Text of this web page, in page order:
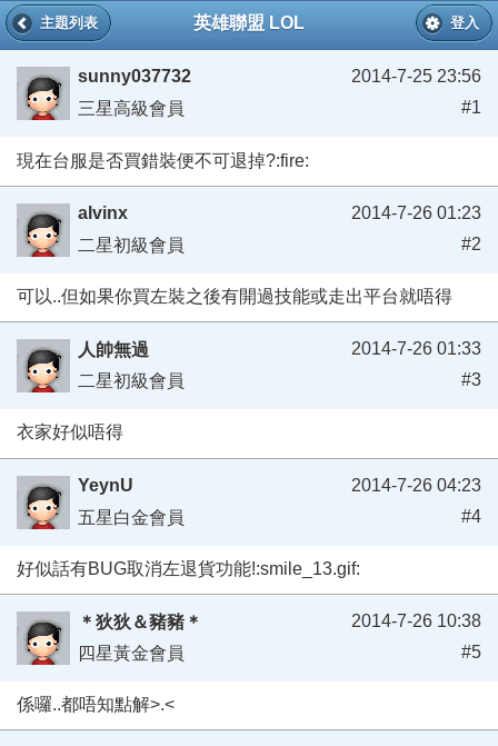
英雄聯盟 LOL
主題列表 登入
sunny037732
三星高級會員
2014-7-25 23:56
#1
現在台服是否買錯裝便不可退掉?:fire:
alvinx
二星初級會員
2014-7-26 01:23
#2
可以..但如果你買左裝之後有開過技能或走出平台就唔得
人帥無過
二星初級會員
2014-7-26 01:33
#3
衣家好似唔得
YeynU
五星白金會員
2014-7-26 04:23
#4
好似話有BUG取消左退貨功能!:smile_13.gif:
＊狄狄＆豬豬＊
四星黃金會員
2014-7-26 10:38
#5
係囉..都唔知點解>.<